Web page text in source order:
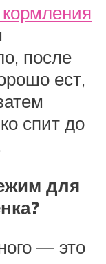
после
ест,
спит до
для
— это